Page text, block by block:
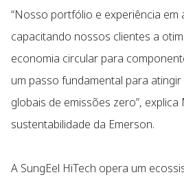
“Nosso portfólio e experiência em
capacitando nossos clientes a
economia circular para
um passo fundamental para
globais de emissões zero”,
sustentabilidade da Emerson.
A SungEel HiTech opera um